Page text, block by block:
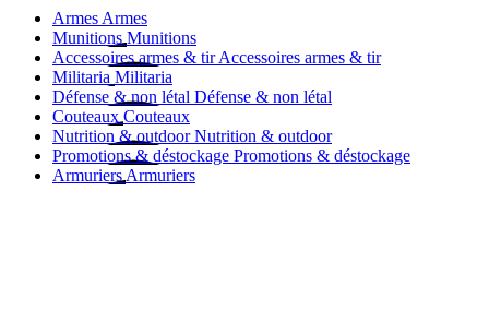
Armes Armes
Munitions Munitions
Accessoires armes & tir Accessoires armes & tir
Militaria Militaria
Défense & non létal Défense & non létal
Couteaux Couteaux
Nutrition & outdoor Nutrition & outdoor
Promotions & déstockage Promotions & déstockage
Armuriers Armuriers